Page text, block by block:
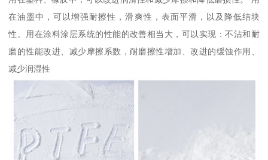
在油墨中，可以增强耐擦性，滑爽性，表面平滑，以及降低结块
性。用在涂料涂层系统的性能的改善相当大，可以实现：不沾和耐
磨的性能改进、减少摩擦系数，耐磨擦性增加、改进的缓蚀作用、
减少润湿性